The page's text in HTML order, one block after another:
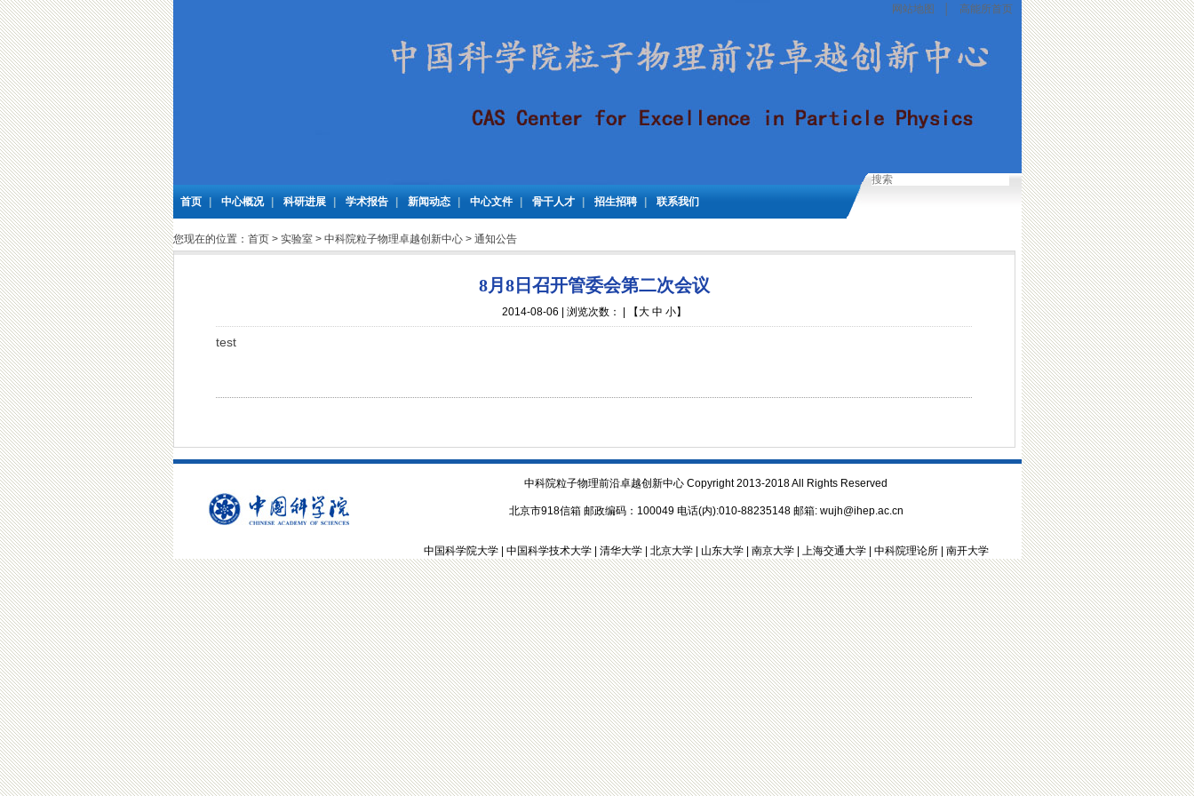
网站地图 高能所首页
首页 中心概况 科研进展 学术报告 新闻动态 中心文件 骨干人才 招生招聘 联系我们
您现在的位置： 首页> 实验室> 中科院粒子物理卓越创新中心> 通知公告
8月8日召开管委会第二次会议
2014-08-06 | 浏览次数： | 【大 中 小】
test
中科院粒子物理前沿卓越创新中心 Copyright 2013-2018 All Rights Reserved
北京市918信箱 邮政编码：100049 电话(内):010-88235148 邮箱: wujh@ihep.ac.cn
中国科学院大学| 中国科学技术大学| 清华大学| 北京大学| 山东大学| 南京大学| 上海交通大学| 中科院理论所 南开大学